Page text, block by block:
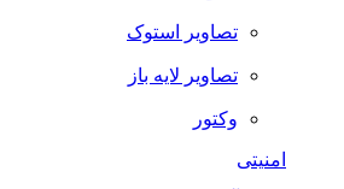
تصاویر استوک
تصاویر لایه باز
وکتور
امنیتی